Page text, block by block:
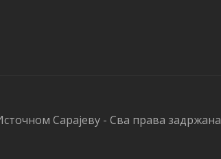
Сарајеву - Сва права задржана